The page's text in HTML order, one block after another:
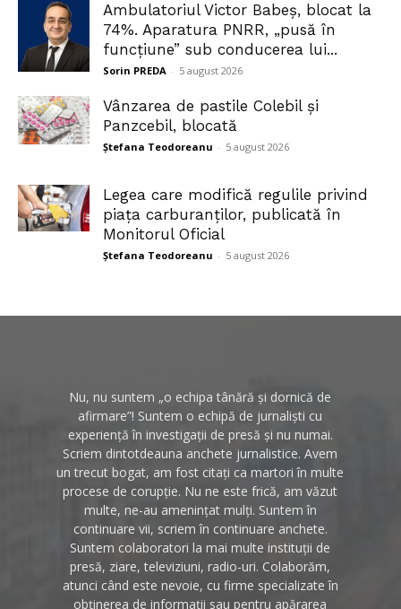
Ambulatoriul Victor Babeș, blocat la
74%. Aparatura PNRR, „pusă în
funcțiune” sub conducerea lui...
Sorin PREDA - 5 august 2026
Vânzarea de pastile Colebil și
Panzcebil, blocată
Ștefana Teodoreanu - 5 august 2026
Legea care modifică regulile privind
piața carburanților, publicată în
Monitorul Oficial
Ștefana Teodoreanu - 5 august 2026
Nu, nu suntem „o echipa tânără și dornică de
afirmare”! Suntem o echipă de jurnaliști cu
experiență în investigații de presă și nu numai.
Scriem dintotdeauna anchete jurnalistice. Avem
un trecut bogat, am fost citați ca martori în multe
procese de corupție. Nu ne este frică, am văzut
multe, ne-au amenințat mulți. Suntem în
continuare vii, scriem în continuare anchete.
Suntem colaboratori la mai multe instituții de
presă, ziare, televiziuni, radio-uri. Colaborăm,
atunci când este nevoie, cu firme specializate în
obținerea de informații sau pentru apărarea